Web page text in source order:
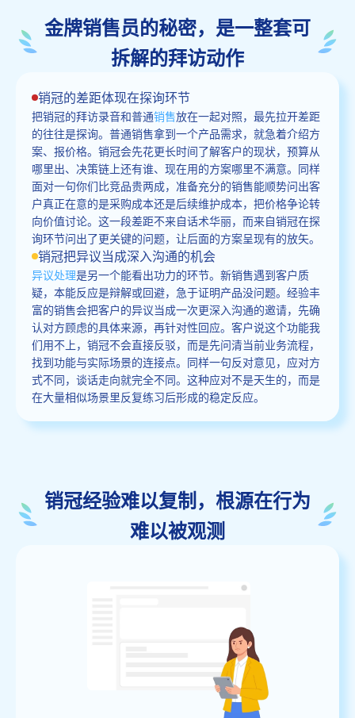
金牌销售员的秘密，是一整套可
拆解的拜访动作
销冠的差距体现在探询环节
把销冠的拜访录音和普通销售放在一起对照，最先拉开差距
的往往是探询。普通销售拿到一个产品需求，就急着介绍方
案、报价格。销冠会先花更长时间了解客户的现状，预算从
哪里出、决策链上还有谁、现在用的方案哪里不满意。同样
面对一句你们比竞品贵两成，准备充分的销售能顺势问出客
户真正在意的是采购成本还是后续维护成本，把价格争论转
向价值讨论。这一段差距不来自话术华丽，而来自销冠在探
询环节问出了更关键的问题，让后面的方案呈现有的放矢。
销冠把异议当成深入沟通的机会
异议处理是另一个能看出功力的环节。新销售遇到客户质
疑，本能反应是辩解或回避，急于证明产品没问题。经验丰
富的销售会把客户的异议当成一次更深入沟通的邀请，先确
认对方顾虑的具体来源，再针对性回应。客户说这个功能我
们用不上，销冠不会直接反驳，而是先问清当前业务流程，
找到功能与实际场景的连接点。同样一句反对意见，应对方
式不同，谈话走向就完全不同。这种应对不是天生的，而是
在大量相似场景里反复练习后形成的稳定反应。
销冠经验难以复制，根源在行为
难以被观测